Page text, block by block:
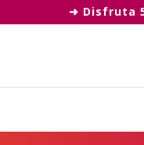
➜ Disfruta